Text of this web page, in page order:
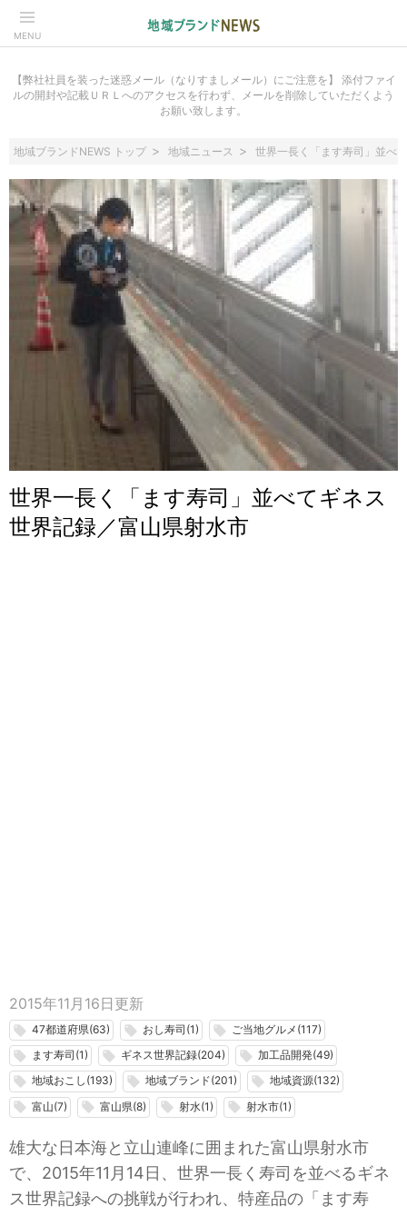
MENU
【弊社社員を装った迷惑メール（なりすましメール）にご注意を】 添付ファイ
ルの開封や記載ＵＲＬへのアクセスを行わず、メールを削除していただくよう
お願い致します。
地域ブランドNEWS トップ 地域ニュース 世界一長く「ます寿司」並べ
世界一長く「ます寿司」並べてギネス
世界記録／富山県射水市
2015年11月16日 更新
local_offer 47都道府県(63) local_offer おし寿司(1) local_offer ご当地グルメ(117)
local_offer ます寿司(1) local_offer ギネス世界記録(204) local_offer 加工品開発(49)
local_offer 地域おこし(193) local_offer 地域ブランド(201) local_offer 地域資源(132)
local_offer 富山(7) local_offer 富山県(8) local_offer 射水(1) local_offer 射水市(1)
雄大な日本海と立山連峰に囲まれた富山県射水市
で、2015年11月14日、世界一長く寿司を並べるギネ
ス世界記録への挑戦が行われ、特産品の「ます寿